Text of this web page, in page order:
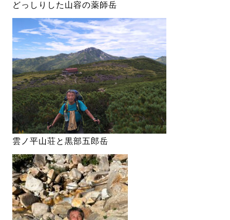
どっしりした山容の薬師岳
雲ノ平山荘と黒部五郎岳